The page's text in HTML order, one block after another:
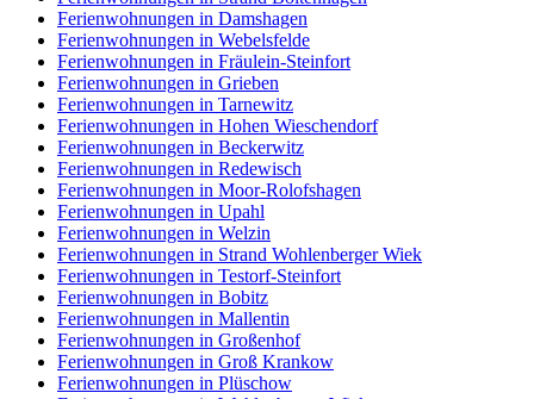
Ferienwohnungen in Damshagen
Ferienwohnungen in Webelsfelde
Ferienwohnungen in Fräulein-Steinfort
Ferienwohnungen in Grieben
Ferienwohnungen in Tarnewitz
Ferienwohnungen in Hohen Wieschendorf
Ferienwohnungen in Beckerwitz
Ferienwohnungen in Redewisch
Ferienwohnungen in Moor-Rolofshagen
Ferienwohnungen in Upahl
Ferienwohnungen in Welzin
Ferienwohnungen in Strand Wohlenberger Wiek
Ferienwohnungen in Testorf-Steinfort
Ferienwohnungen in Bobitz
Ferienwohnungen in Mallentin
Ferienwohnungen in Großenhof
Ferienwohnungen in Groß Krankow
Ferienwohnungen in Plüschow